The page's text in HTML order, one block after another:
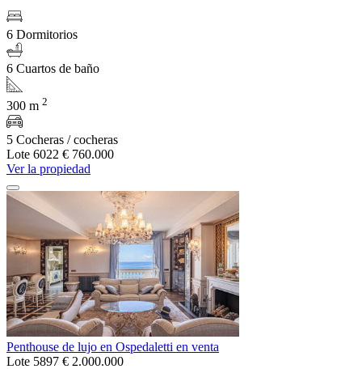
6 Dormitorios
6 Cuartos de baño
300 m 2
5 Cocheras / cocheras
Lote 6022 € 760.000
Ver la propiedad
Penthouse de lujo en Ospedaletti en venta
Lote 5897 € 2.000.000